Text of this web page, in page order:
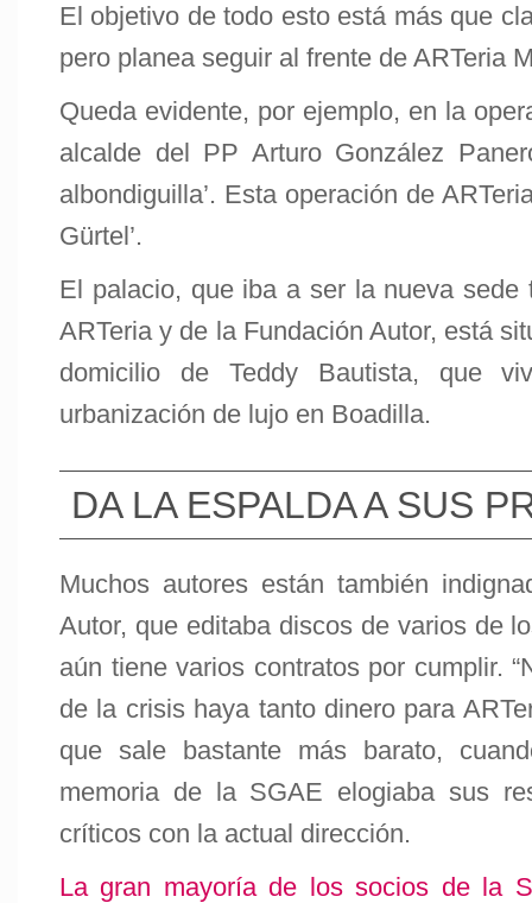
El objetivo de todo esto está más que
pero planea seguir al frente de ARTeria
Queda evidente, por ejemplo, en la
alcalde del PP Arturo González
albondiguilla’. Esta operación de
Gürtel’.
El palacio, que iba a ser la nueva
ARTeria y de la Fundación Autor, está
domicilio de Teddy Bautista, que
urbanización de lujo en Boadilla.
DA LA ESPALDA A SUS
Muchos autores están también
Autor, que editaba discos de varios de
aún tiene varios contratos por cumplir.
de la crisis haya tanto dinero para
que sale bastante más barato,
memoria de la SGAE elogiaba sus
críticos con la actual dirección.
La gran mayoría de los socios de la